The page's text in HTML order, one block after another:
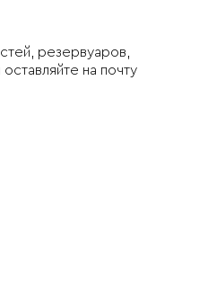
резервуаров,
на почту